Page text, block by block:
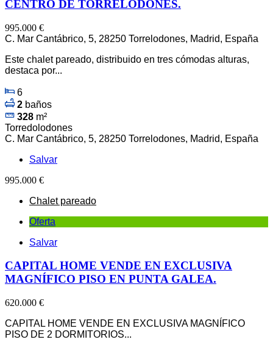
CENTRO DE TORRELODONES.
995.000 €
C. Mar Cantábrico, 5, 28250 Torrelodones, Madrid, España
Este chalet pareado, distribuido en tres cómodas alturas,
destaca por...
6
2 baños
328 m²
Torredolodones
C. Mar Cantábrico, 5, 28250 Torrelodones, Madrid, España
Salvar
995.000 €
Chalet pareado
Oferta
Salvar
CAPITAL HOME VENDE EN EXCLUSIVA
MAGNÍFICO PISO EN PUNTA GALEA.
620.000 €
CAPITAL HOME VENDE EN EXCLUSIVA MAGNÍFICO
PISO DE 2 DORMITORIOS...